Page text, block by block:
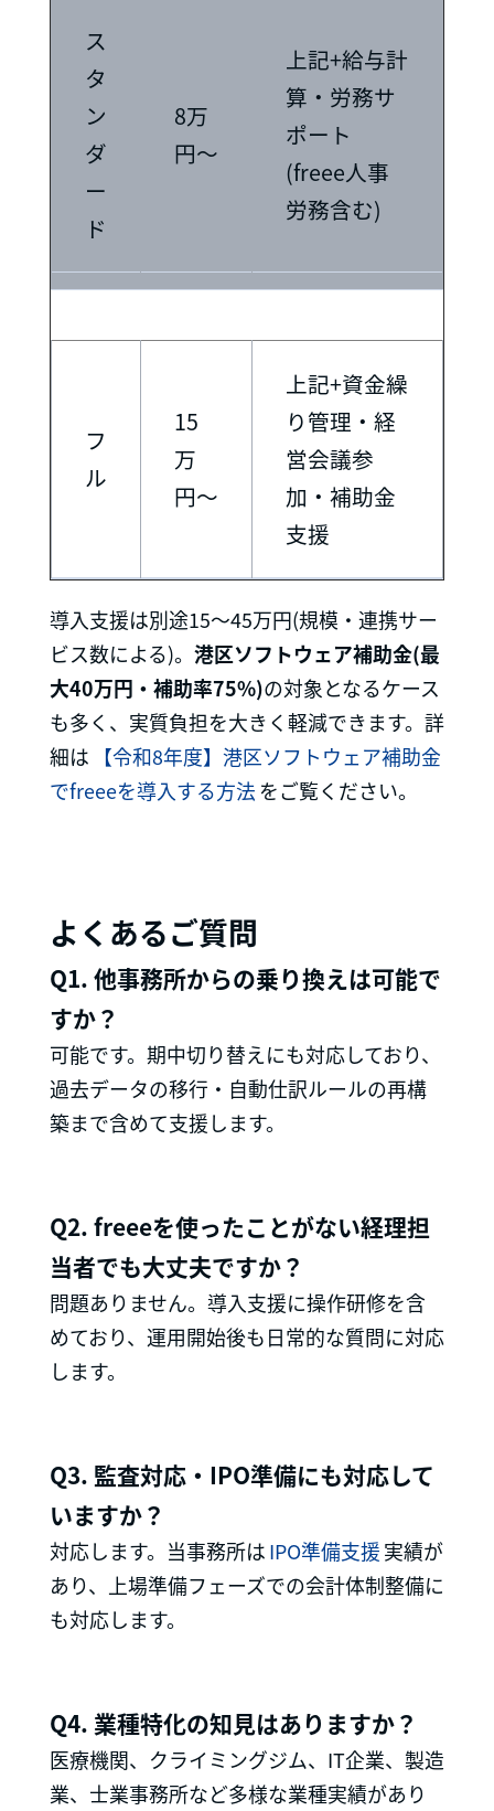
ス
タ
ン
ダ
ー
ド
8万
円〜
上記+給与計
算・労務サ
ポート
(freee人事
労務含む)
フ
ル
15
万
円〜
上記+資金繰
り管理・経
営会議参
加・補助金
支援
導入支援は別途15〜45万円(規模・連携サー
ビス数による)。 港区ソフトウェア補助金(最
大40万円・補助率75%)の対象となるケース
も多く、実質負担を大きく軽減できます。詳
細は 【令和8年度】港区ソフトウェア補助金
でfreeeを導入する方法 をご覧ください。
よくあるご質問
Q1. 他事務所からの乗り換えは可能で
すか？
可能です。期中切り替えにも対応しており、
過去データの移行・自動仕訳ルールの再構
築まで含めて支援します。
Q2. freeeを使ったことがない経理担
当者でも大丈夫ですか？
問題ありません。導入支援に操作研修を含
めており、運用開始後も日常的な質問に対応
します。
Q3. 監査対応・IPO準備にも対応して
いますか？
対応します。当事務所はIPO準備支援実績が
あり、上場準備フェーズでの会計体制整備に
も対応します。
Q4. 業種特化の知見はありますか？
医療機関、クライミングジム、IT企業、製造
業、士業事務所など多様な業種実績があり